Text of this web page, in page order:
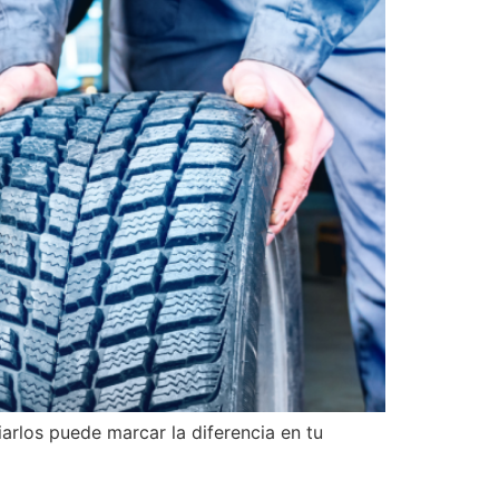
puede marcar la diferencia en tu